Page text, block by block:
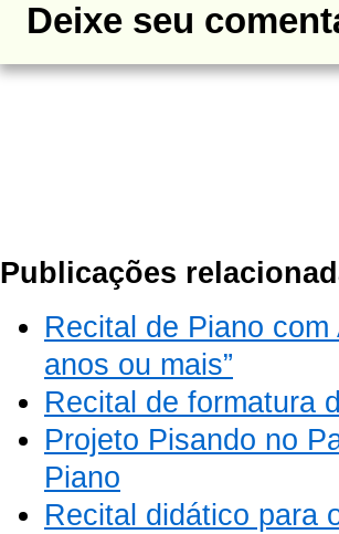
Deixe seu
Publicações
Recital de Piano
anos ou mais”
Recital de formatura
Projeto Pisando no
Piano
Recital didático para